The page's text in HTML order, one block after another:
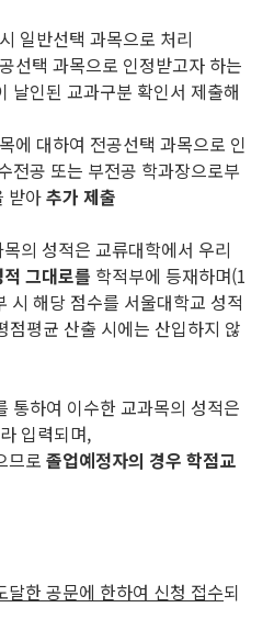
일반선택 과목으로 처리
선택 과목으로 인정받고자 하는
날인된 교과구분 확인서 제출해
에 대하여 전공선택 과목으로 인
전공 또는 부전공 학과장으로부
받아추가 제출
의 성적은 교류대학에서 우리
그대로를 학적부에 등재하며(1
시 해당 점수를 서울대학교 성적
점평균 산출 시에는 산입하지 않
통하여 이수한 교과목의 성적은
입력되며,
므로 졸업예정자의 경우 학점교
한 공문에 한하여 신청 접수되